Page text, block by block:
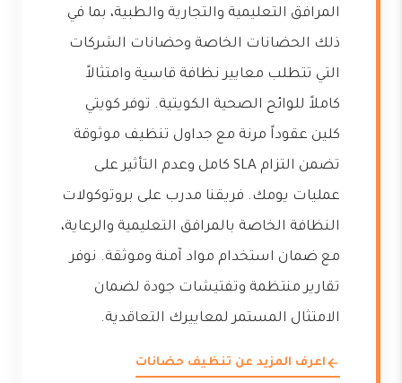
المرافق التعليمية والتجارية والطبية، بما في
ذلك الحضانات الخاصة وحضانات الشركات
التي تتطلب معايير نظافة قاسية وامتثالاً
كاملاً للوائح الصحية الكويتية. توفر كويتي
كلين عقوداً مرنة مع جداول تنظيف موثوقة
تضمن التزام SLA كامل وعدم التأثير على
عمليات يومك. فريقنا مدرب على بروتوكولات
النظافة الخاصة بالمرافق التعليمية والرعاية،
مع ضمان استخدام مواد آمنة وموثقة. نوفر
تقارير منتظمة وتفتيشات جودة لضمان
الامتثال المستمر لمعاييرك التعاقدية.
اعرف المزيد عن تنظيف حضانات